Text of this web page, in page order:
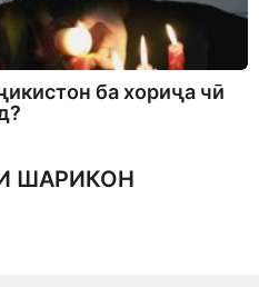
ба хориҷа чӣ
ШАРИКОН